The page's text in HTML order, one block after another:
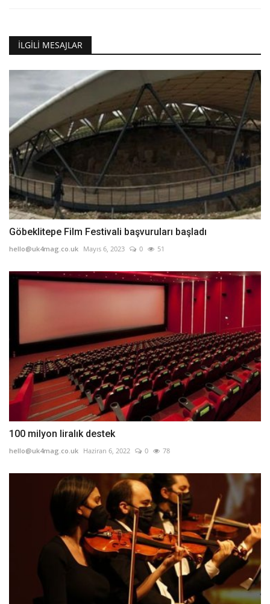
İLGILI MESAJLAR
Göbeklitepe Film Festivali başvuruları başladı
hello@uk4mag.co.uk Mayıs 6, 2023 0 51
100 milyon liralık destek
hello@uk4mag.co.uk Haziran 6, 2022 0 78